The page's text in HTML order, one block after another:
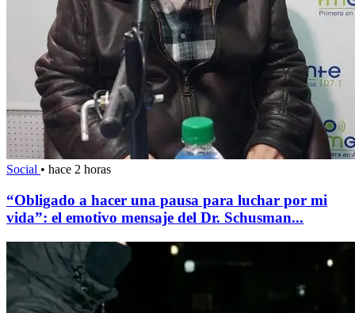
Social • hace 2 horas
“Obligado a hacer una pausa para luchar por mi
vida”: el emotivo mensaje del Dr. Schusman...